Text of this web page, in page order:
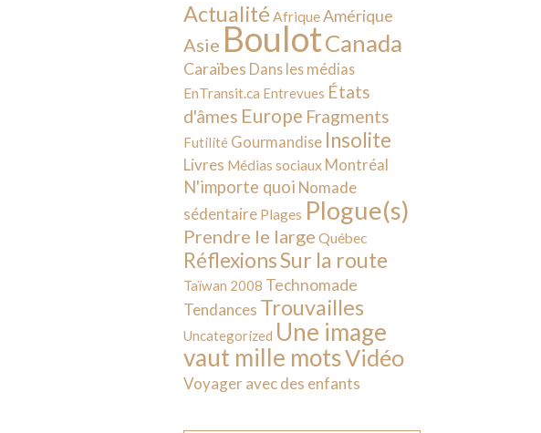
Actualité AfriqueAmérique
Asie BoulotCanada
Caraïbes Dans les médias
EnTransit.ca Entrevues États
d'âmes Europe Fragments
Futilité Gourmandise Insolite
Livres Médias sociaux Montréal
N'importe quoi Nomade
sédentaire Plages Plogue(s)
Prendre le large Québec
RéflexionsSur la route
Taïwan 2008 Technomade
Tendances Trouvailles
Uncategorized Une image
vaut mille motsVidéo
Voyager avec des enfants